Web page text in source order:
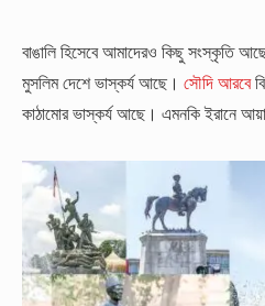
বাঙালি হিসেবে আমাদেরও কিছু সংস্কৃতি
মুসলিম দেশে ভাস্কর্য আছে। সৌদি আরবে
কাঠামোর ভাস্কর্য আছে। এমনকি ইরানে